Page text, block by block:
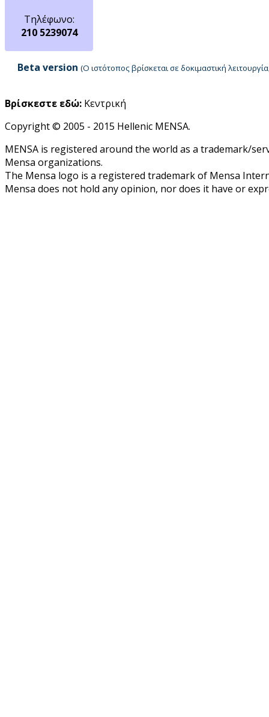
Τηλέφωνο:
210 5239074
Beta version (Ο ιστότοπος βρίσκεται σε δοκιμαστική
Βρίσκεστε εδώ: Κεντρική
Copyright © 2005 - 2015 Hellenic MENSA.
MENSA is registered around the world as a trademark/
Mensa organizations.
The Mensa logo is a registered trademark of Mensa
Mensa does not hold any opinion, nor does it have or